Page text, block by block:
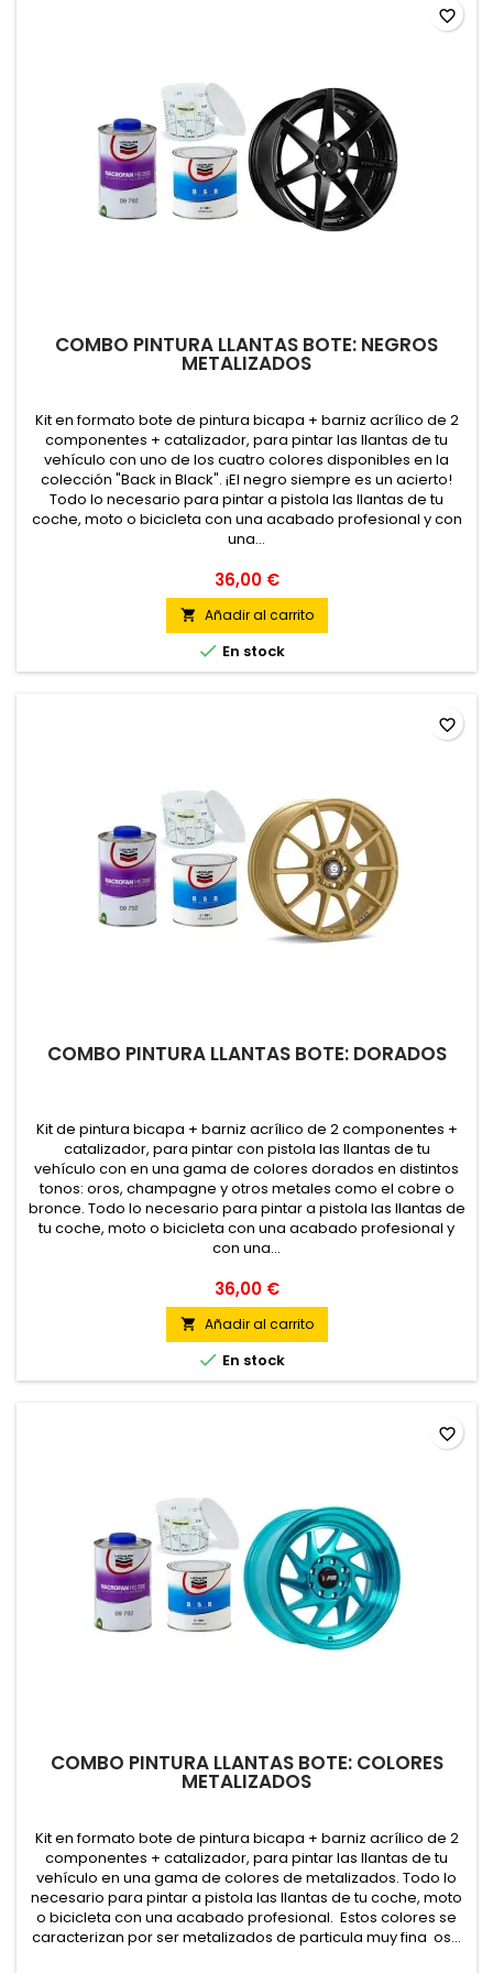
COMBO PINTURA LLANTAS BOTE: NEGROS
METALIZADOS
Kit en formato bote de pintura bicapa + barniz acrílico de 2
componentes + catalizador, para pintar las llantas de tu
vehículo con uno de los cuatro colores disponibles en la
colección "Back in Black". ¡El negro siempre es un acierto!
Todo lo necesario para pintar a pistola las llantas de tu
coche, moto o bicicleta con una acabado profesional y con
una...
36,00 €
 Añadir al carrito
 En stock
favorite_border
COMBO PINTURA LLANTAS BOTE: DORADOS
Kit de pintura bicapa + barniz acrílico de 2 componentes +
catalizador, para pintar con pistola las llantas de tu
vehículo con en una gama de colores dorados en distintos
tonos: oros, champagne y otros metales como el cobre o
bronce. Todo lo necesario para pintar a pistola las llantas de
tu coche, moto o bicicleta con una acabado profesional y
con una...
36,00 €
 Añadir al carrito
 En stock
favorite_border
COMBO PINTURA LLANTAS BOTE: COLORES
METALIZADOS
Kit en formato bote de pintura bicapa + barniz acrílico de 2
componentes + catalizador, para pintar las llantas de tu
vehículo en una gama de colores de metalizados. Todo lo
necesario para pintar a pistola las llantas de tu coche, moto
o bicicleta con una acabado profesional. Estos colores se
caracterizan por ser metalizados de particula muy fina os...
favorite_border